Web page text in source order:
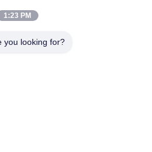
1:23 PM
you looking for?